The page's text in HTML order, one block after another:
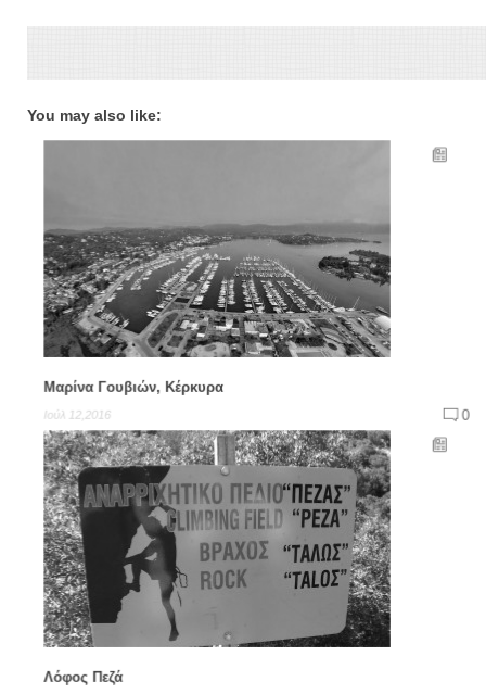
You may also like:
Μαρίνα Γουβιών, Κέρκυρα
Ιούλ 12,2016 0
Λόφος Πεζά